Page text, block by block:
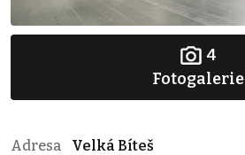
4
Fotogalerie
Adresa
Velká Bíteš